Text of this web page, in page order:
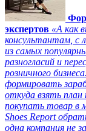
экспертов «А как
консультантам, с
из самых
разногласий и
розничного
формировать
откуда взять
покупать товар в
Shoes Report
одна компания не